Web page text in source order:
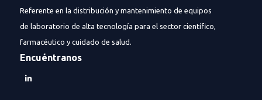
Referente en la distribución y mantenimiento de equipos
de laboratorio de alta tecnología para el sector científico,
farmacéutico y cuidado de salud.
Encuéntranos